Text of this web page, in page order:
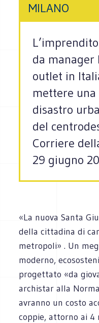
MILANO
da manager
outlet in
mettere una
disastro
del
Corriere
29 giugno
«La nuova Santa
della cittadina di
metropoli» . Un
moderno,
progettato «da
archistar alla
avranno un costo
coppie, attorno ai 4